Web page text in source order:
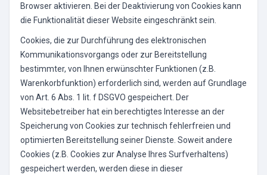
Browser aktivieren. Bei der Deaktivierung von Cookies kann
die Funktionalität dieser Website eingeschränkt sein.
Cookies, die zur Durchführung des elektronischen
Kommunikationsvorgangs oder zur Bereitstellung
bestimmter, von Ihnen erwünschter Funktionen (z.B.
Warenkorbfunktion) erforderlich sind, werden auf Grundlage
von Art. 6 Abs. 1 lit. f DSGVO gespeichert. Der
Websitebetreiber hat ein berechtigtes Interesse an der
Speicherung von Cookies zur technisch fehlerfreien und
optimierten Bereitstellung seiner Dienste. Soweit andere
Cookies (z.B. Cookies zur Analyse Ihres Surfverhaltens)
gespeichert werden, werden diese in dieser